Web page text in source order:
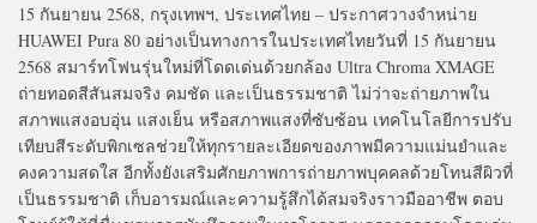
15 กันยายน 2568, กรุงเทพฯ, ประเทศไทย – ประกาศวางจำหน่าย
HUAWEI Pura 80 อย่างเป็นทางการในประเทศไทยวันที่ 15 กันยายน
2568 สมาร์ทโฟนรุ่นใหม่ที่โดดเด่นด้วยกล้อง Ultra Chroma XMAGE
ถ่ายทอดสีสันสมจริง คมชัด และเป็นธรรมชาติ ไม่ว่าจะถ่ายภาพใน
สภาพแสงอบอุ่น แสงเย็น หรือสภาพแสงที่ซับซ้อน เทคโนโลยีการปรับ
เทียบสีระดับพิกเซลช่วยให้ทุกรายละเอียดของภาพมีความแม่นยำและ
คงความสดใส อีกทั้งยังเสริมศักยภาพการถ่ายภาพบุคคลด้วยโทนสีผิวที่
เป็นธรรมชาติ เก็บอารมณ์และความรู้สึกได้สมจริงราวมืออาชีพ ตอบ